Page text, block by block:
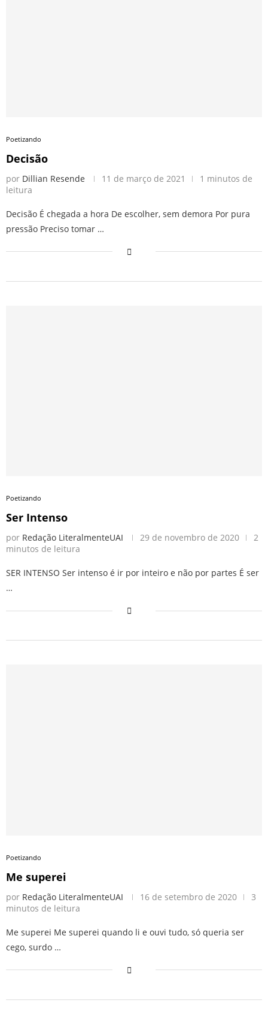
Poetizando
Decisão
por Dillian Resende 11 de março de 2021
1 minutos de
leitura
Decisão É chegada a hora De escolher, sem demora Por pura
pressão Preciso tomar …
Poetizando
Ser Intenso
por Redação LiteralmenteUAI 29 de novembro de 2020
2
minutos de leitura
SER INTENSO Ser intenso é ir por inteiro e não por partes É ser
…
Poetizando
Me superei
por Redação LiteralmenteUAI 16 de setembro de 2020
3
minutos de leitura
Me superei Me superei quando li e ouvi tudo, só queria ser
cego, surdo …